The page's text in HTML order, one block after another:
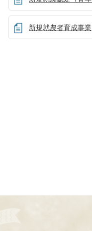
新規就農者育成事業